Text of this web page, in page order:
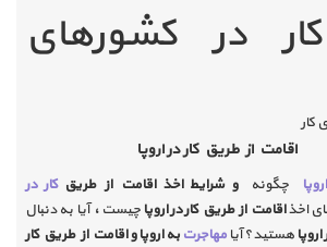
در کشورهای
کار
کار در اروپا
چگونه و شرایط اخذ اقامت از طریق کار در
اخذاقامت از طریق کار در اروپا چیست ، آیا به دنبال
هستید؟ آیا مهاجرت به اروپا واقامت از طریق کار